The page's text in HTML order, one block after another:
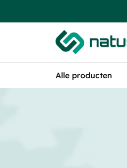
Alle producten